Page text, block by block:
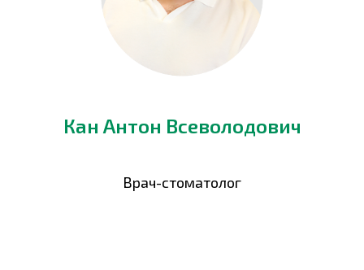
Врач-стоматолог
Кан Антон Всеволодович